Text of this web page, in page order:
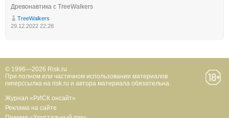
Древонавтика с TreeWalkers
TreeWalkers
29.12.2022 22:28
© 1996—2026 Risk.ru
При полном или частичном использовании материалов
гиперссылка на risk.ru и автора материала обязательна.
Журнал «РИСК онсайт»
Реклама на сайте